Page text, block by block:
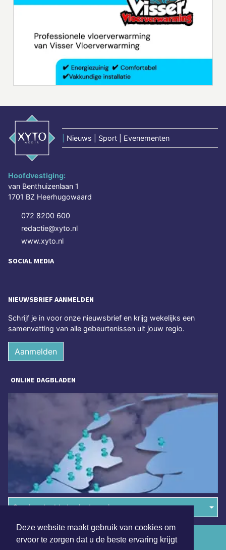
Deze website maakt gebruik van cookies om
ervoor te zorgen dat u de beste ervaring krijgt
Nieuws | Sport | Evenementen
Hoofdvestiging:
van Benthuizenlaan 1
1701 BZ Heerhugowaard
072 8200 600
redactie@xyto.nl
www.xyto.nl
SOCIAL MEDIA
NIEUWSBRIEF AANMELDEN
Schrijf je in voor onze nieuwsbrief en krijg wekelijks een
samenvatting van alle gebeurtenissen uit jouw regio.
Aanmelden
ONLINE DAGBLADEN
Overige dagbladen in de regio
Algemene voorwaarden